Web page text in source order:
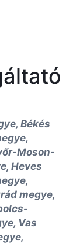
Békés
Moson-
Heves
megye,
Vas